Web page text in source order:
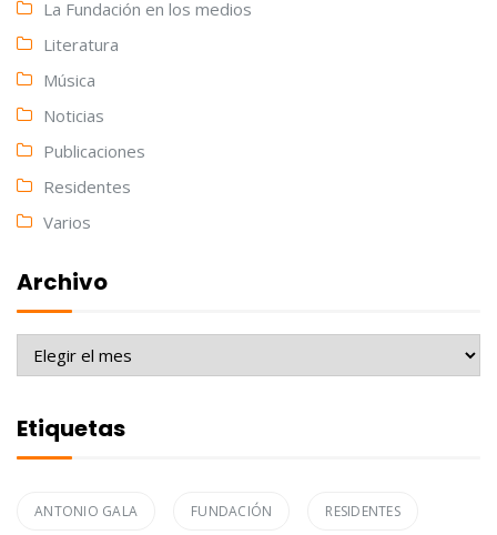
La Fundación en los medios
Literatura
Música
Noticias
Publicaciones
Residentes
Varios
Archivo
Archivo
Etiquetas
ANTONIO GALA FUNDACIÓN RESIDENTES